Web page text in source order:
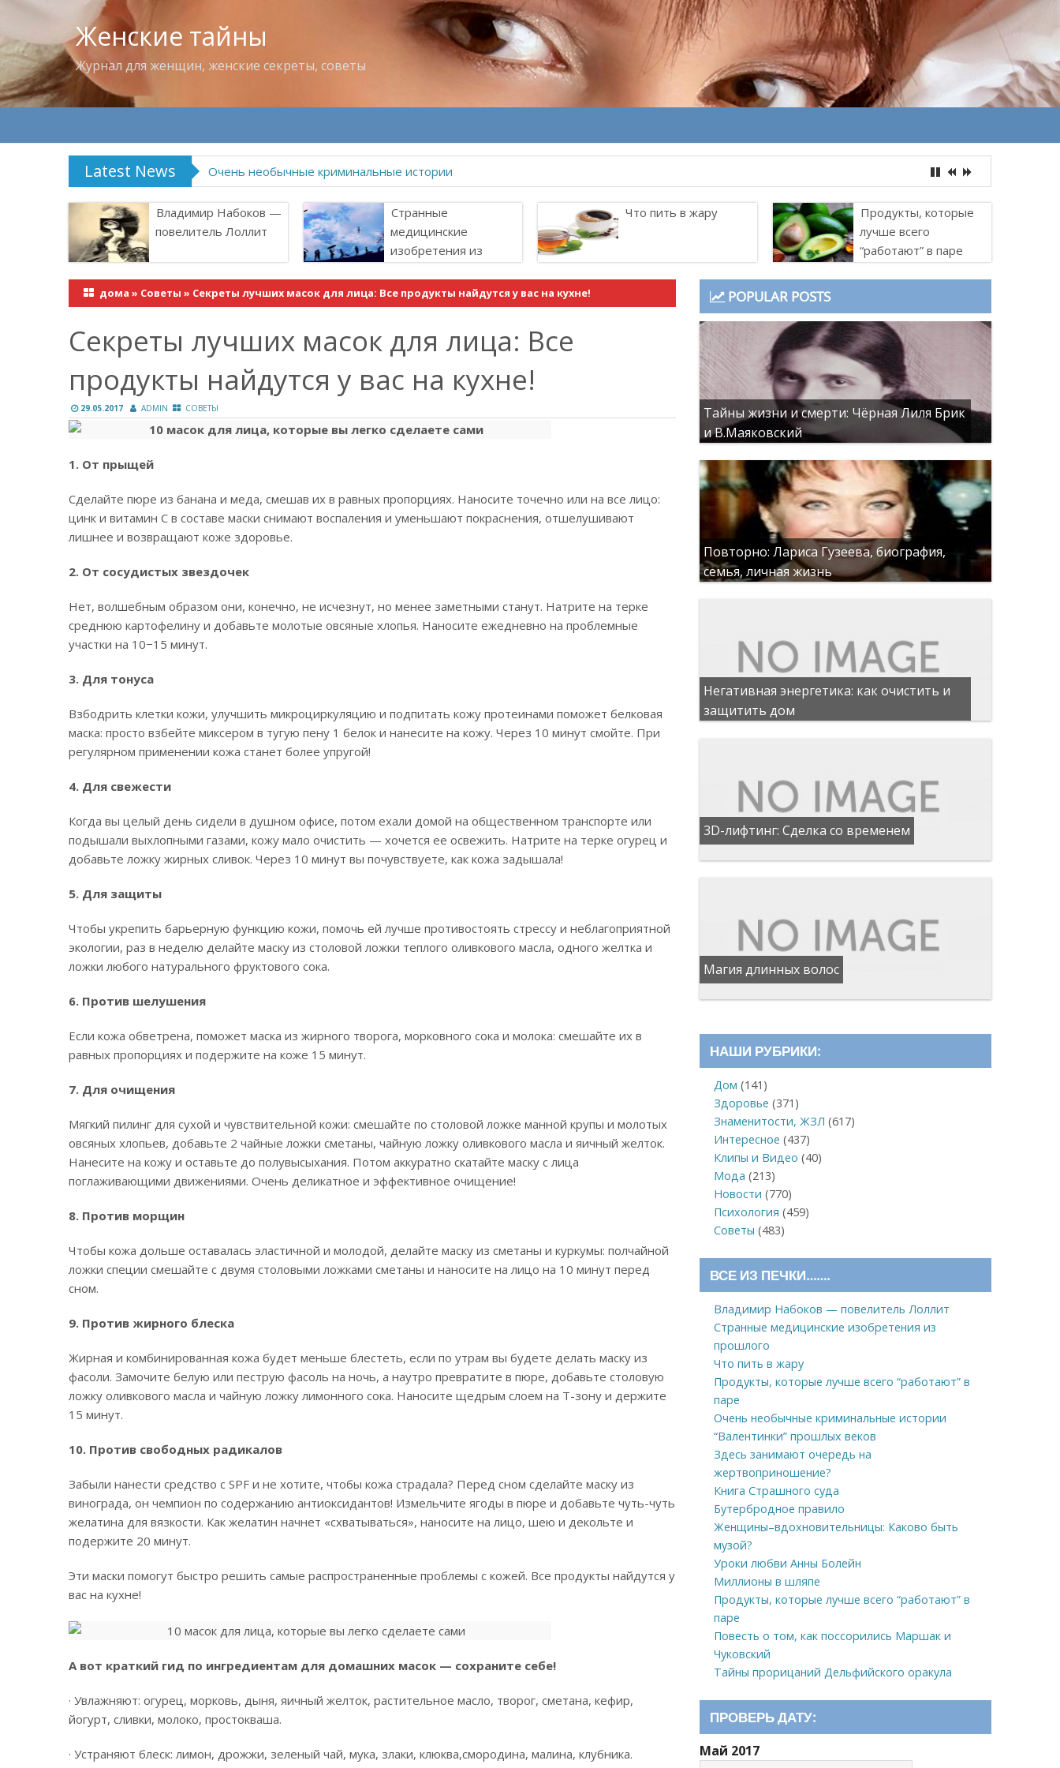
Женские тайны
Журнал для женщин, женские секреты, советы
Latest News Очень необычные криминальные истории
Владимир Набоков —
повелитель Лоллит
Странные
медицинские
изобретения из
Что пить в жару
Продукты, которые
лучше всего
“работают” в паре
дома » Советы » Секреты лучших масок для лица: Все продукты найдутся у вас на кухне!
Секреты лучших масок для лица: Все
продукты найдутся у вас на кухне!
29.05.2017 ADMIN СОВЕТЫ
1. От прыщей
Сделайте пюре из банана и меда, смешав их в равных пропорциях. Наносите точечно или на все лицо:
цинк и витамин С в составе маски снимают воспаления и уменьшают покраснения, отшелушивают
лишнее и возвращают коже здоровье.
2. От сосудистых звездочек
Нет, волшебным образом они, конечно, не исчезнут, но менее заметными станут. Натрите на терке
среднюю картофелину и добавьте молотые овсяные хлопья. Наносите ежедневно на проблемные
участки на 10−15 минут.
3. Для тонуса
Взбодрить клетки кожи, улучшить микроциркуляцию и подпитать кожу протеинами поможет белковая
маска: просто взбейте миксером в тугую пену 1 белок и нанесите на кожу. Через 10 минут смойте. При
регулярном применении кожа станет более упругой!
4. Для свежести
Когда вы целый день сидели в душном офисе, потом ехали домой на общественном транспорте или
подышали выхлопными газами, кожу мало очистить — хочется ее освежить. Натрите на терке огурец и
добавьте ложку жирных сливок. Через 10 минут вы почувствуете, как кожа задышала!
5. Для защиты
Чтобы укрепить барьерную функцию кожи, помочь ей лучше противостоять стрессу и неблагоприятной
экологии, раз в неделю делайте маску из столовой ложки теплого оливкового масла, одного желтка и
ложки любого натурального фруктового сока.
6. Против шелушения
Если кожа обветрена, поможет маска из жирного творога, морковного сока и молока: смешайте их в
равных пропорциях и подержите на коже 15 минут.
7. Для очищения
Мягкий пилинг для сухой и чувствительной кожи: смешайте по столовой ложке манной крупы и молотых
овсяных хлопьев, добавьте 2 чайные ложки сметаны, чайную ложку оливкового масла и яичный желток.
Нанесите на кожу и оставьте до полувысыхания. Потом аккуратно скатайте маску с лица
поглаживающими движениями. Очень деликатное и эффективное очищение!
8. Против морщин
Чтобы кожа дольше оставалась эластичной и молодой, делайте маску из сметаны и куркумы: полчайной
ложки специи смешайте с двумя столовыми ложками сметаны и наносите на лицо на 10 минут перед
сном.
9. Против жирного блеска
Жирная и комбинированная кожа будет меньше блестеть, если по утрам вы будете делать маску из
фасоли. Замочите белую или пеструю фасоль на ночь, а наутро превратите в пюре, добавьте столовую
ложку оливкового масла и чайную ложку лимонного сока. Наносите щедрым слоем на Т-зону и держите
15 минут.
10. Против свободных радикалов
Забыли нанести средство с SPF и не хотите, чтобы кожа страдала? Перед сном сделайте маску из
винограда, он чемпион по содержанию антиоксидантов! Измельчите ягоды в пюре и добавьте чуть-чуть
желатина для вязкости. Как желатин начнет «схватываться», наносите на лицо, шею и декольте и
подержите 20 минут.
Эти маски помогут быстро решить самые распространенные проблемы с кожей. Все продукты найдутся у
вас на кухне!
А вот краткий гид по ингредиентам для домашних масок — сохраните себе!
· Увлажняют: огурец, морковь, дыня, яичный желток, растительное масло, творог, сметана, кефир,
йогурт, сливки, молоко, простокваша.
· Устраняют блеск: лимон, дрожжи, зеленый чай, мука, злаки, клюква,смородина, малина, клубника.
POPULAR POSTS
Тайны жизни и смерти: Чёрная Лиля Брик
и В.Маяковский
Повторно: Лариса Гузеева, биография,
семья, личная жизнь
Негативная энергетика: как очистить и
защитить дом
3D-лифтинг: Сделка со временем
Магия длинных волос
НАШИ РУБРИКИ:
Дом (141)
Здоровье (371)
Знаменитости, ЖЗЛ (617)
Интересное (437)
Клипы и Видео (40)
Мода (213)
Новости (770)
Психология (459)
Советы (483)
ВСЕ ИЗ ПЕЧКИ…….
Владимир Набоков — повелитель Лоллит
Странные медицинские изобретения из
прошлого
Что пить в жару
Продукты, которые лучше всего “работают” в
паре
Очень необычные криминальные истории
“Валентинки” прошлых веков
Здесь занимают очередь на
жертвоприношение?
Книга Страшного суда
Бутербродное правило
Женщины–вдохновительницы: Каково быть
музой?
Уроки любви Анны Болейн
Миллионы в шляпе
Продукты, которые лучше всего “работают” в
паре
Повесть о том, как поссорились Маршак и
Чуковский
Тайны прорицаний Дельфийского оракула
ПРОВЕРЬ ДАТУ:
Май 2017